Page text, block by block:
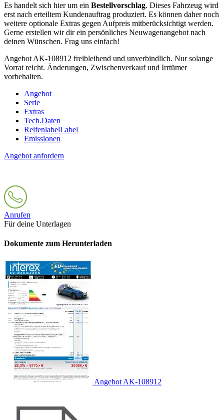
Es handelt sich hier um ein Bestellvorschlag. Dieses Fahrzeug wird
erst nach erteiltem Kundenauftrag produziert. Es können daher noch
weitere optionale Extras gegen Aufpreis mitberücksichtigt werden.
Gerne erstellen wir dir ein persönliches Neuwagenangebot nach
deinen Wünschen. Frag uns einfach!
Angebot AK-108912 freibleibend und unverbindlich. Nur solange
Vorrat reicht. Änderungen, Zwischenverkauf und Irrtümer
vorbehalten.
Angebot
Serie
Extras
Tech.Daten
ReifenlabelLabel
Emissionen
Angebot anfordern
Anrufen
Für deine Unterlagen
Dokumente zum Herunterladen
Angebot AK-108912